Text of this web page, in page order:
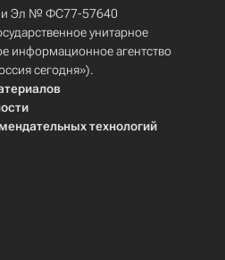
Эл № ФС77-57640
унитарное
информационное агентство
сегодня»).
технологий